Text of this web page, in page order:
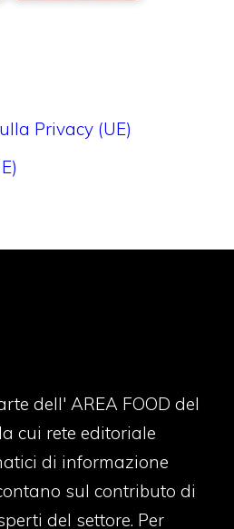
Privacy (UE)
dell' AREA FOOD del
cui rete editoriale
di informazione
sul contributo di
del settore. Per